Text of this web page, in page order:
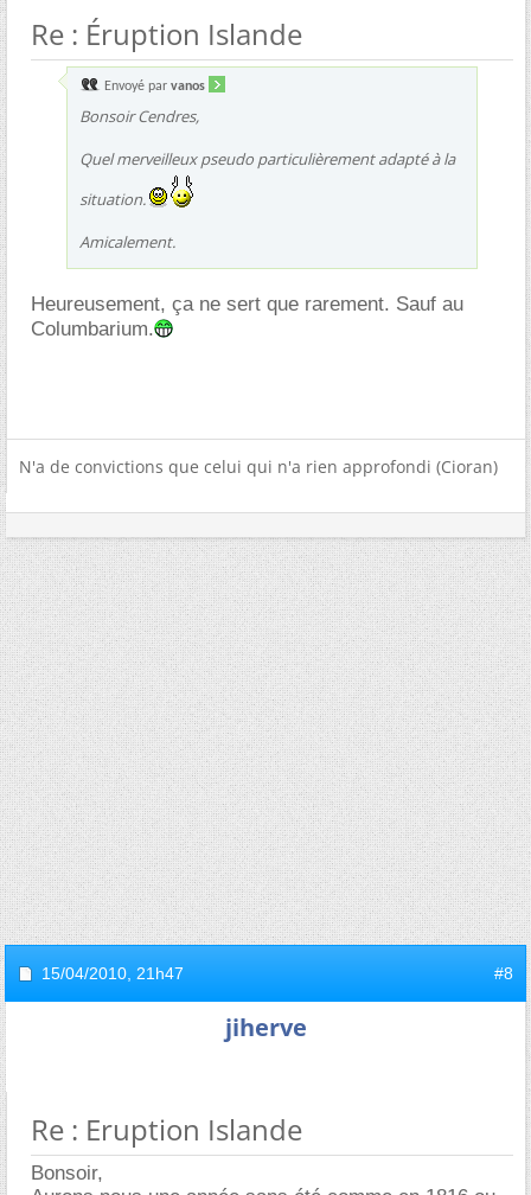
Re : Éruption Islande
Envoyé par vanos
Bonsoir Cendres,
Quel merveilleux pseudo particulièrement adapté à la
situation.
Amicalement.
Heureusement, ça ne sert que rarement. Sauf au
Columbarium.
N'a de convictions que celui qui n'a rien approfondi (Cioran)
15/04/2010, 21h47 #8
jiherve
Re : Eruption Islande
Bonsoir,